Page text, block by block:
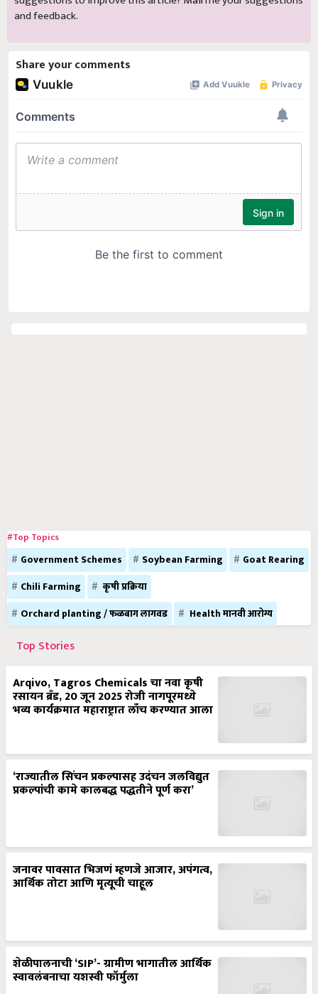
and feedback.
Share your comments
#Top Topics
Government Schemes Soybean Farming
Goat Rearing
Chili Farming
कृषी प्रक्रिया
Orchard planting / फळबाग लागवड
Health मानवी आरोग्य
Top Stories
Arqivo, Tagros Chemicals चा नवा कृषी
रसायन ब्रँड, 20 जून 2025 रोजी नागपूरमध्ये
भव्य कार्यक्रमात महाराष्ट्रात लाँच करण्यात आला
‘राज्यातील सिंचन प्रकल्पासह उदंचन जलविद्युत
प्रकल्पांची कामे कालबद्ध पद्धतीने पूर्ण करा’
जनावर पावसात भिजणं म्हणजे आजार, अपंगत्व,
आर्थिक तोटा आणि मृत्यूची चाहूल
शेळीपालनाची ‘SIP’- ग्रामीण भागातील आर्थिक
स्वावलंबनाचा यशस्वी फॉर्मुला